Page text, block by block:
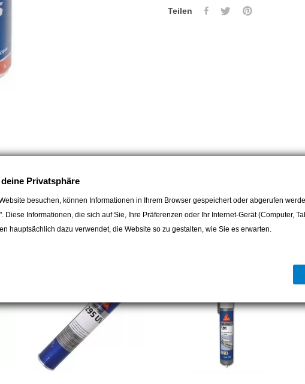
Teilen
Privatsphäre
besuchen, können Informationen in Ihrem Browser gespeichert oder abgerufen
Diese Informationen, die sich auf Sie, Ihre Präferenzen oder Ihr Internet-Gerät (Computer,
hauptsächlich dazu verwendet, die Website so zu gestalten, wie Sie es erwarten.